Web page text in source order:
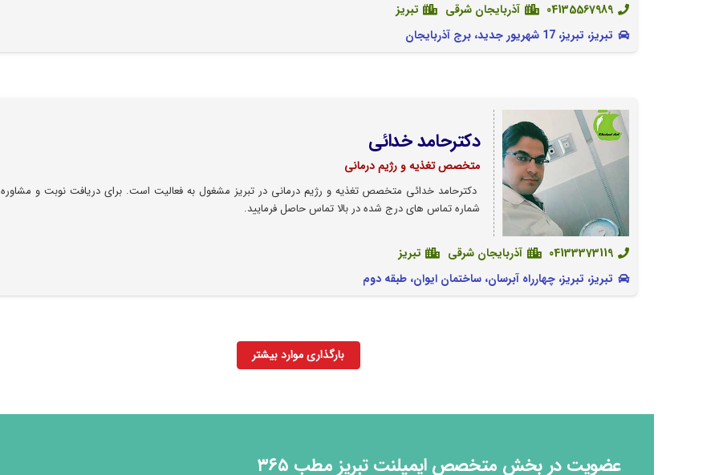
04135567989 آذربایجان شرقی
تبریز
تبریز، تبریز، 17 شهریور جدید، برج آذربایجان
دکترحامد خدائی
متخصص تغذیه و رژیم درمانی
دکترحامد خدائی متخصص تغذیه و رژیم درمانی در تبریز مشغول به فعالیت است. برای دریافت نوبت و مشاوره
شماره تماس های درج شده در بالا تماس حاصل فرمایید.
04133373119 آذربایجان شرقی
تبریز
تبریز، تبریز، چهارراه آبرسان، ساختمان ایوان، طبقه دوم
بارگذاری موارد بیشتر
عضویت در بخش متخصص ایمپلنت تبریز مطب ۳۶۵